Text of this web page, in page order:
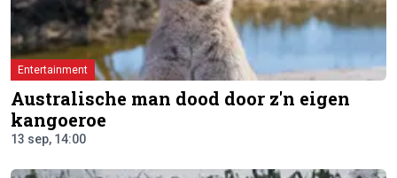
Entertainment
Australische man dood door z'n eigen
kangoeroe
13 sep, 14:00